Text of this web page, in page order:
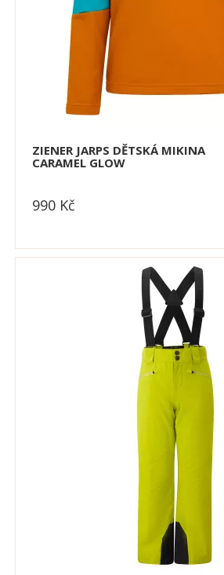
ZIENER JARPS DĚTSKÁ MIKINA
CARAMEL GLOW
990 Kč